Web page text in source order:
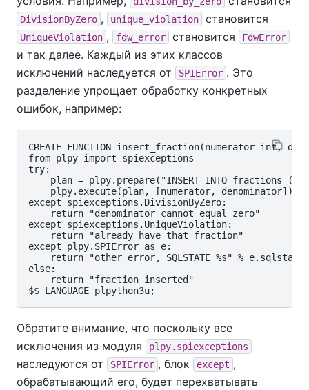
DivisionByZero , unique_violation становится
UniqueViolation , fdw_error становится FdwError
и так далее. Каждый из этих классов
исключений наследуется от
SPIError . Это
разделение упрощает обработку конкретных
ошибок, например:
CREATE FUNCTION insert_fraction(numerator int,
from plpy import spiexceptions
try:
plan = plpy.prepare("INSERT INTO fractions
    plpy.execute(plan, [numerator, denominator])
except spiexceptions.DivisionByZero:
    return "denominator cannot equal zero"
except spiexceptions.UniqueViolation:
    return "already have that fraction"
except plpy.SPIError as e:
    return "other error, SQLSTATE %s" % e.sqlstate
else:
    return "fraction inserted"
Обратите внимание, что поскольку все
исключения из модуля
plpy.spiexceptions
наследуются от SPIError , блок except ,
обрабатывающий его, будет перехватывать